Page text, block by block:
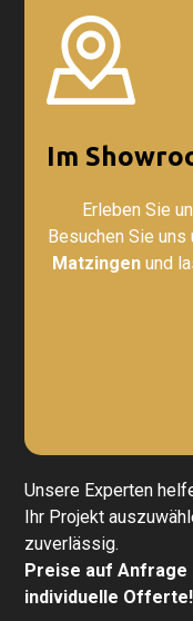
Im
Erleben Sie
Besuchen Sie uns
Matzingenund
Unsere Experten
Ihr Projekt
zuverlässig.
Preise auf Anfrage
individuelle Offerte!